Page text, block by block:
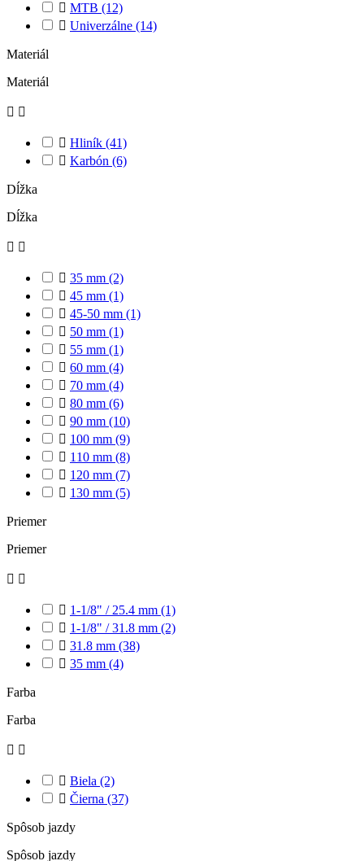
 MTB (12)
 Univerzálne (14)
Materiál
Materiál
 
 Hliník (41)
 Karbón (6)
Dĺžka
Dĺžka
 
 35 mm (2)
 45 mm (1)
 45-50 mm (1)
 50 mm (1)
 55 mm (1)
 60 mm (4)
 70 mm (4)
 80 mm (6)
 90 mm (10)
 100 mm (9)
 110 mm (8)
 120 mm (7)
 130 mm (5)
Priemer
Priemer
 
 1-1/8" / 25.4 mm (1)
 1-1/8" / 31.8 mm (2)
 31.8 mm (38)
 35 mm (4)
Farba
Farba
 
 Biela (2)
 Čierna (37)
Spôsob jazdy
Spôsob jazdy